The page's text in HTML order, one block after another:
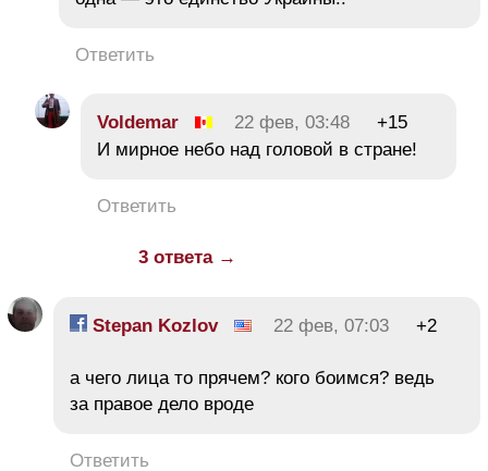
Ответить
Voldemar 22 фев, 03:48
+15
И мирное небо над головой в стране!
Ответить
3 ответа →
Stepan Kozlov 22 фев, 07:03 +2
а чего лица то прячем? кого боимся? ведь
за правое дело вроде
Ответить